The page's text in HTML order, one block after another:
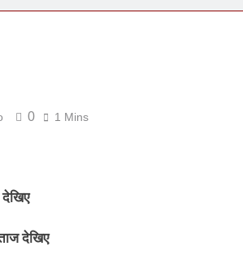
हरियाणा सरकार के बाबा बंदा सिंह
1 Year Ago
0 1 Mins
देखिए